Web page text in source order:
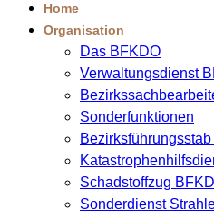
Home
Organisation
Das BFKDO
Verwaltungsdienst
Sonderfunktionen
Schadstoffzug
Sonderdienst